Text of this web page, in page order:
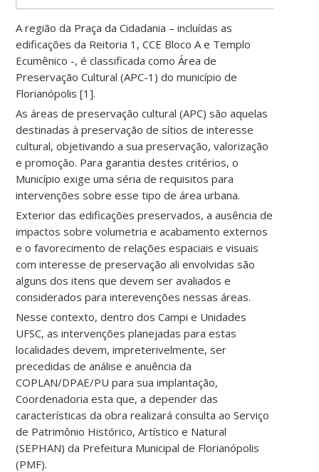
A região da Praça da Cidadania – incluídas as
edificações da Reitoria 1, CCE Bloco A e Templo
Ecumênico -, é classificada como Área de
Preservação Cultural (APC-1) do município de
Florianópolis [1].
As áreas de preservação cultural (APC) são aquelas
destinadas à preservação de sítios de interesse
cultural, objetivando a sua preservação, valorização
e promoção. Para garantia destes critérios, o
Município exige uma séria de requisitos para
intervenções sobre esse tipo de área urbana.
Exterior das edificações preservados, a ausência de
impactos sobre volumetria e acabamento externos
e o favorecimento de relações espaciais e visuais
com interesse de preservação ali envolvidas são
alguns dos itens que devem ser avaliados e
considerados para interevenções nessas áreas.
Nesse contexto, dentro dos Campi e Unidades
UFSC, as intervenções planejadas para estas
localidades devem, impreterivelmente, ser
precedidas de análise e anuência da
COPLAN/DPAE/PU para sua implantação,
Coordenadoria esta que, a depender das
características da obra realizará consulta ao Serviço
de Patrimônio Histórico, Artístico e Natural
(SEPHAN) da Prefeitura Municipal de Florianópolis
(PMF).